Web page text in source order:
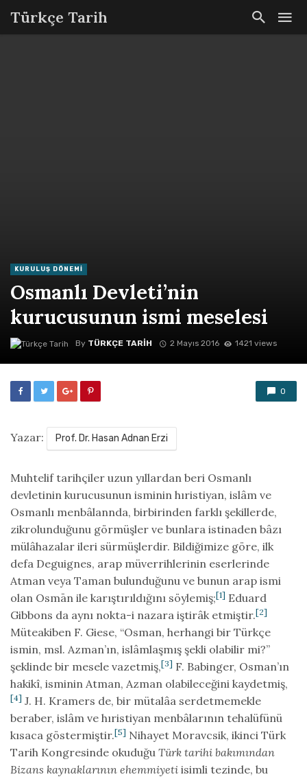
Türkçe Tarih
KURULUŞ DÖNEMI
Osmanlı Devleti’nin
kurucusunun ismi meselesi
By TÜRKÇE TARIH 2 Mayıs 2016 1421 views
0
Yazar: Prof. Dr. Hasan Adnan Erzi
Muhtelif tarihçiler uzun yıllardan beri Osmanlı
devletinin kurucusunun isminin hıristiyan, islâm ve
Osmanlı menbâlannda, birbirinden farklı şekillerde,
zikrolunduğunu görmüşler ve bunlara istinaden bâzı
mülâhazalar ileri sürmüşlerdir. Bildiğimize göre, ilk
defa Deguignes, arap müverrihlerinin eserlerinde
Atman veya Taman bulunduğunu ve bunun arap ismi
olan Osmān ile karıştırıldığını söylemiş;[1] Eduard
Gibbons da aynı nokta-i nazara iştirâk etmiştir.[2]
Müteakiben F. Giese, “Osman, herhangi bir Türkçe
ismin, msl. Azman’ın, islâmlaşmış şekli olabilir mi?”
şeklinde bir mesele vazetmiş,[3] F. Babinger, Osman’ın
hakikî, isminin Atman, Azman olabileceğini kaydetmiş,
[4] J. H. Kramers de, bir mütalâa serdetmemekle
beraber, islâm ve hıristiyan menbâlarının tehalüfünü
kısaca göstermiştir.[5] Nihayet Moravcsik, ikinci Türk
Tarih Kongresinde okuduğu Türk tarihi bakımından
Bizans kaynaklarının ehemmiyeti isimli tezinde, bu